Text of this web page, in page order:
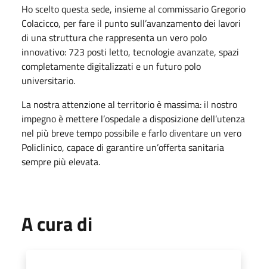
Ho scelto questa sede, insieme al commissario Gregorio
Colacicco, per fare il punto sull’avanzamento dei lavori
di una struttura che rappresenta un vero polo
innovativo: 723 posti letto, tecnologie avanzate, spazi
completamente digitalizzati e un futuro polo
universitario.
La nostra attenzione al territorio è massima: il nostro
impegno è mettere l’ospedale a disposizione dell’utenza
nel più breve tempo possibile e farlo diventare un vero
Policlinico, capace di garantire un’offerta sanitaria
sempre più elevata.
A cura di